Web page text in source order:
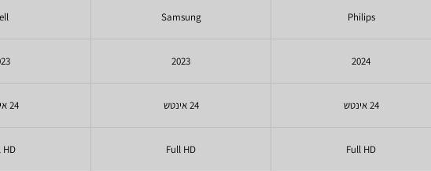
Philips
2024
24 אינטש
Full HD
Samsung
2023
24 אינטש
Full HD
24 אינטש
HD